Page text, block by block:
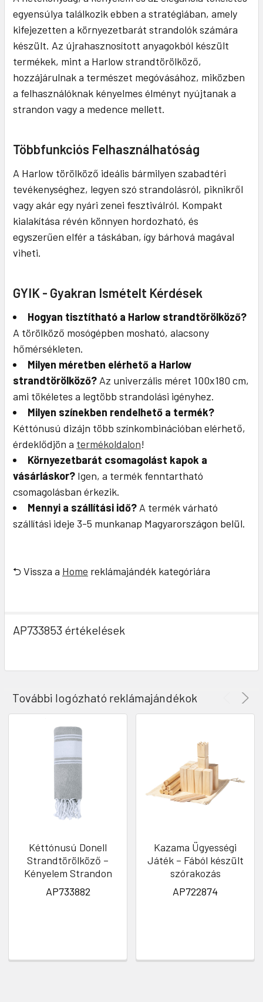
egyensúlya találkozik ebben a stratégiában, amely
kifejezetten a környezetbarát strandolók számára
készült. Az újrahasznosított anyagokból készült
termékek, mint a Harlow strandtörölköző,
hozzájárulnak a természet megóvásához, miközben
a felhasználóknak kényelmes élményt nyújtanak a
strandon vagy a medence mellett.
Többfunkciós Felhasználhatóság
A Harlow törölköző ideális bármilyen szabadtéri
tevékenységhez, legyen szó strandolásról, piknikről
vagy akár egy nyári zenei fesztiválról. Kompakt
kialakítása révén könnyen hordozható, és
egyszerűen elfér a táskában, így bárhová magával
viheti.
GYIK - Gyakran Ismételt Kérdések
Hogyan tisztítható a Harlow strandtörölköző?
A törölköző mosógépben mosható, alacsony
hőmérsékleten.
Milyen méretben elérhető a Harlow
strandtörölköző? Az univerzális méret 100x180 cm,
ami tökéletes a legtöbb strandolási igényhez.
Milyen színekben rendelhető a termék?
Kéttónusú dizájn több színkombinációban elérhető,
érdeklődjön a termékoldalon!
Környezetbarát csomagolást kapok a
vásárláskor? Igen, a termék fenntartható
csomagolásban érkezik.
Mennyi a szállítási idő? A termék várható
szállítási ideje 3-5 munkanap Magyarországon belül.
⮌ Vissza a Home reklámajándék kategóriára
AP733853 értékelések
További logózható reklámajándékok
Kéttónusú Donell
Strandtörölköző –
Kényelem Strandon
AP733882
Kazama Ügyességi
Játék – Fából készült
szórakozás
AP722874